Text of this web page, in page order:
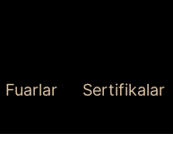
Fuarlar Sertifikalar